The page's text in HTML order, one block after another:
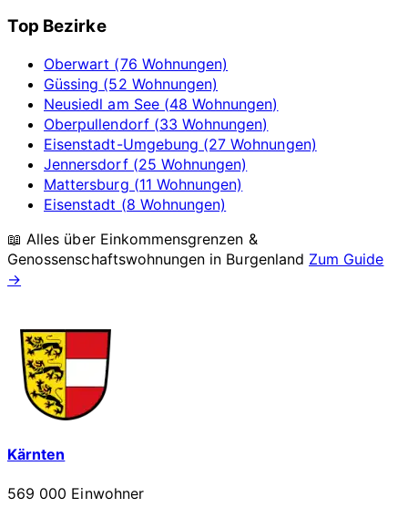
Top Bezirke
Oberwart (76 Wohnungen)
Güssing (52 Wohnungen)
Neusiedl am See (48 Wohnungen)
Oberpullendorf (33 Wohnungen)
Eisenstadt-Umgebung (27 Wohnungen)
Jennersdorf (25 Wohnungen)
Mattersburg (11 Wohnungen)
Eisenstadt (8 Wohnungen)
📖 Alles über Einkommensgrenzen &
Genossenschaftswohnungen in Burgenland Zum Guide
→
Kärnten
569 000 Einwohner